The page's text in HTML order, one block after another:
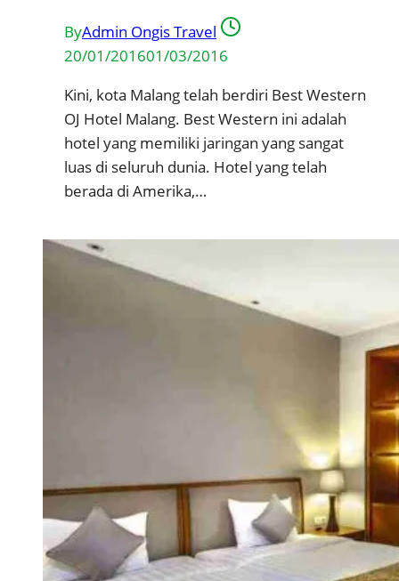
ByAdmin Ongis Travel
20/01/201601/03/2016
Kini, kota Malang telah berdiri Best Western
OJ Hotel Malang. Best Western ini adalah
hotel yang memiliki jaringan yang sangat
luas di seluruh dunia. Hotel yang telah
berada di Amerika,…